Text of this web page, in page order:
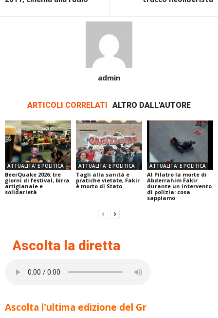
admin
ARTICOLI CORRELATI ALTRO DALL'AUTORE
ATTUALITA' E POLITICA
BeerQuake 2026: tre
giorni di festival, birra
artigianale e
solidarietà
ATTUALITA' E POLITICA
Tagli alla sanità e
pratiche vietate, Fakir
è morto di Stato
ATTUALITA' E POLITICA
Al Pilatro la morte di
Abderrahim Fakir
durante un intervento
di polizia: cosa
sappiamo
Ascolta la diretta
Ascolta l'ultima edizione del Gr